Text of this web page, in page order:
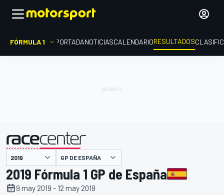
FÓRMULA 1 PORTADANOTICIASCALENDARIORESULTADOS
presentado por GP DE ESPAÑA
2019 Fórmula 1 GP de España
9 may 2019 - 12 may 2019